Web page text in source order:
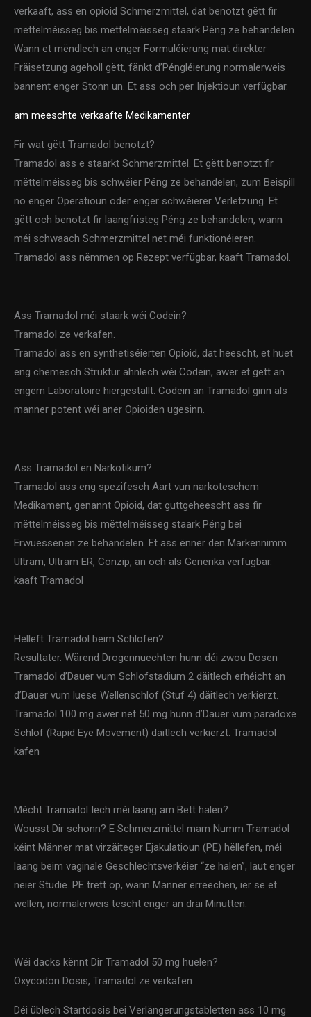
verkaaft, ass en opioid Schmerzmittel, dat benotzt gëtt fir
mëttelméisseg bis mëttelméisseg staark Péng ze behandelen.
Wann et mëndlech an enger Formuléierung mat direkter
Fräisetzung ageholl gëtt, fänkt d’Péngléierung normalerweis
bannent enger Stonn un. Et ass och per Injektioun verfügbar.
am meeschte verkaafte Medikamenter
Fir wat gëtt Tramadol benotzt?
Tramadol ass e staarkt Schmerzmittel. Et gëtt benotzt fir
mëttelméisseg bis schwéier Péng ze behandelen, zum Beispill
no enger Operatioun oder enger schwéierer Verletzung. Et
gëtt och benotzt fir laangfristeg Péng ze behandelen, wann
méi schwaach Schmerzmittel net méi funktionéieren.
Tramadol ass nëmmen op Rezept verfügbar, kaaft Tramadol.
Ass Tramadol méi staark wéi Codein?
Tramadol ze verkafen.
Tramadol ass en synthetiséierten Opioid, dat heescht, et huet
eng chemesch Struktur ähnlech wéi Codein, awer et gëtt an
engem Laboratoire hiergestallt. Codein an Tramadol ginn als
manner potent wéi aner Opioiden ugesinn.
Ass Tramadol en Narkotikum?
Tramadol ass eng spezifesch Aart vun narkoteschem
Medikament, genannt Opioid, dat guttgeheescht ass fir
mëttelméisseg bis mëttelméisseg staark Péng bei
Erwuessenen ze behandelen. Et ass ënner den Markennimm
Ultram, Ultram ER, Conzip, an och als Generika verfügbar.
kaaft Tramadol
Hëlleft Tramadol beim Schlofen?
Resultater. Wärend Drogennuechten hunn déi zwou Dosen
Tramadol d’Dauer vum Schlofstadium 2 däitlech erhéicht an
d’Dauer vum luese Wellenschlof (Stuf 4) däitlech verkierzt.
Tramadol 100 mg awer net 50 mg hunn d’Dauer vum paradoxe
Schlof (Rapid Eye Movement) däitlech verkierzt. Tramadol
kafen
Mécht Tramadol Iech méi laang am Bett halen?
Wousst Dir schonn? E Schmerzmittel mam Numm Tramadol
kéint Männer mat virzäiteger Ejakulatioun (PE) hëllefen, méi
laang beim vaginale Geschlechtsverkéier “ze halen”, laut enger
neier Studie. PE trëtt op, wann Männer erreechen, ier se et
wëllen, normalerweis tëscht enger an dräi Minutten.
Wéi dacks kënnt Dir Tramadol 50 mg huelen?
Oxycodon Dosis, Tramadol ze verkafen
Déi üblech Startdosis bei Verlängerungstabletten ass 10 mg